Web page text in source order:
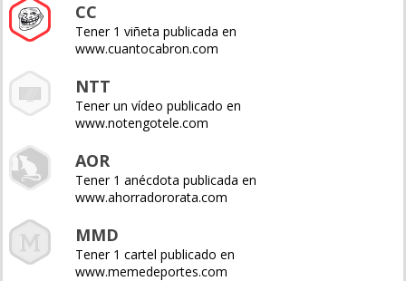
CC
Tener 1 viñeta publicada en
www.cuantocabron.com
NTT
Tener un vídeo publicado en
www.notengotele.com
AOR
Tener 1 anécdota publicada en
www.ahorradororata.com
MMD
Tener 1 cartel publicado en
www.memedeportes.com